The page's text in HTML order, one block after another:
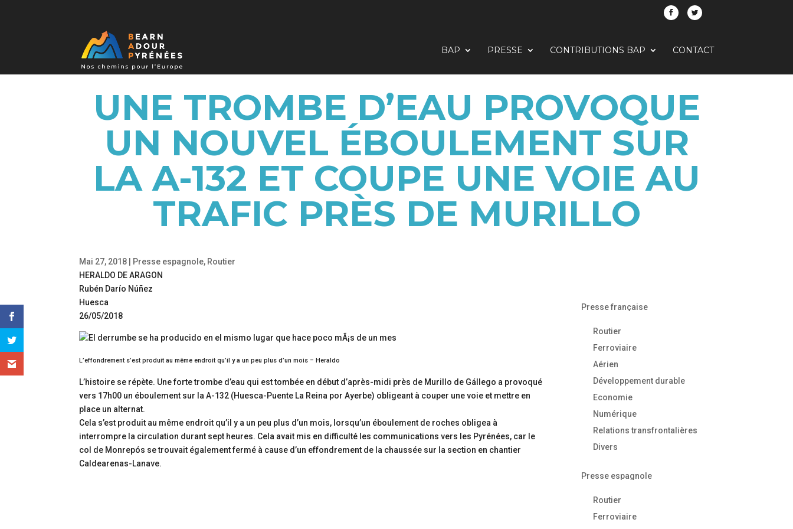
BAP PRESSE CONTRIBUTIONS BAP CONTACT
UNE TROMBE D’EAU PROVOQUE
UN NOUVEL ÉBOULEMENT SUR
LA A-132 ET COUPE UNE VOIE AU
TRAFIC PRÈS DE MURILLO
Mai 27, 2018 Presse espagnole, Routier
HERALDO DE ARAGON
Rubén Darío Núñez
Huesca
26/05/2018
L’effondrement s’est produit au même endroit qu’il y a un peu plus d’un mois – Heraldo
L’histoire se répète. Une forte trombe d’eau qui est tombée en début d’après-midi près de Murillo de Gállego a provoqué
vers 17h00 un éboulement sur la A-132 (Huesca-Puente La Reina por Ayerbe) obligeant à couper une voie et mettre en
place un alternat.
Cela s’est produit au même endroit qu’il y a un peu plus d’un mois, lorsqu’un éboulement de roches obligea à
interrompre la circulation durant sept heures. Cela avait mis en difficulté les communications vers les Pyrénées, car le
col de Monrepós se trouvait également fermé à cause d’un effondrement de la chaussée sur la section en chantier
Caldearenas-Lanave.
Presse française
Routier
Ferroviaire
Aérien
Développement durable
Economie
Numérique
Relations transfrontalières
Divers
Presse espagnole
Routier
Ferroviaire